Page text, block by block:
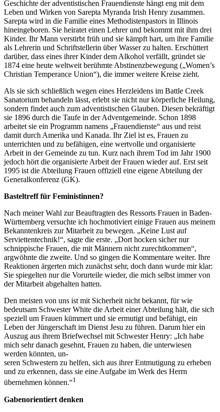
Geschichte der adventistischen Frauendienste hängt eng mit dem
Leben und Wirken von Sarepta Myranda Irish Henry zusammen.
Sarepta wird in die Familie eines Methodistenpastors in Illinois
hineingeboren. Sie heiratet einen Lehrer und bekommt mit ihm drei
Kinder. Ihr Mann verstirbt früh und sie kämpft hart, um ihre Familie
als Lehrerin und Schriftstellerin über Wasser zu halten. Erschüttert
darüber, dass eines ihrer Kinder dem Alkohol verfällt, gründet sie
1874 eine heute weltweit berühmte Abstinenzbewegung („Women’s
Christian Temperance Union“), die immer weitere Kreise zieht.
Als sie sich schließlich wegen eines Herzleidens im Battle Creek
Sanatorium behandeln lässt, erlebt sie nicht nur körperliche Heilung,
sondern findet auch zum adventistischen Glauben. Diesen bekräftigt
sie 1896 durch die Taufe in der Adventgemeinde. Schon 1898
arbeitet sie ein Programm namens „Frauendienste“ aus und reist
damit durch Amerika und Kanada. Ihr Ziel ist es, Frauen zu
unterrichten und zu befähigen, eine wertvolle und organisierte
Arbeit in der Gemeinde zu tun. Kurz nach ihrem Tod im Jahr 1900
jedoch hört die organisierte Arbeit der Frauen wieder auf. Erst seit
1995 ist die Abteilung Frauen offiziell eine eigene Abteilung der
Generalkonferenz (GK).
Basteltreff für Feministinnen?
Nach meiner Wahl zur Beauftragten des Ressorts Frauen in Baden-
Württemberg versuchte ich hochmotiviert einige Frauen aus meinem
Bekanntenkreis zur Mitarbeit zu bewegen. „Keine Lust auf
Serviettentechnik!“, sagte die erste. „Dort hocken sicher nur
schnippische Frauen, die mit Männern nicht zurechtkommen“,
argwöhnte die zweite. Und so gingen die Kommentare weiter. Ihre
Reaktionen ärgerten mich zunächst sehr, doch dann wurde mir klar:
Sie spiegelten nur die Vorurteile wieder, die mich selbst immer von
der Mitarbeit abgehalten hatten.
Den meisten von uns ist mit Sicherheit nicht bekannt, für wie
bedeutsam Schwester White die Arbeit einer Abteilung hält, die sich
speziell um Frauen kümmert und sie ermutigt und befähigt, ein
Leben der Jüngerschaft im Dienst Jesu zu führen. Darum hier ein
Auszug aus ihrem Briefwechsel mit Schwester Henry: „Ich habe
mich sehr danach gesehnt, Frauen zu haben, die unterwiesen
werden könnten, un-
seren Schwestern zu helfen, sich aus ihrer Entmutigung zu erheben
und zu erkennen, dass sie eine Aufgabe im Werk des Herrn
übernehmen können.“1
Gabenorientiert denken